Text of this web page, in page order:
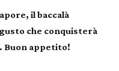
il baccalà
che conquisterà
Buon appetito!